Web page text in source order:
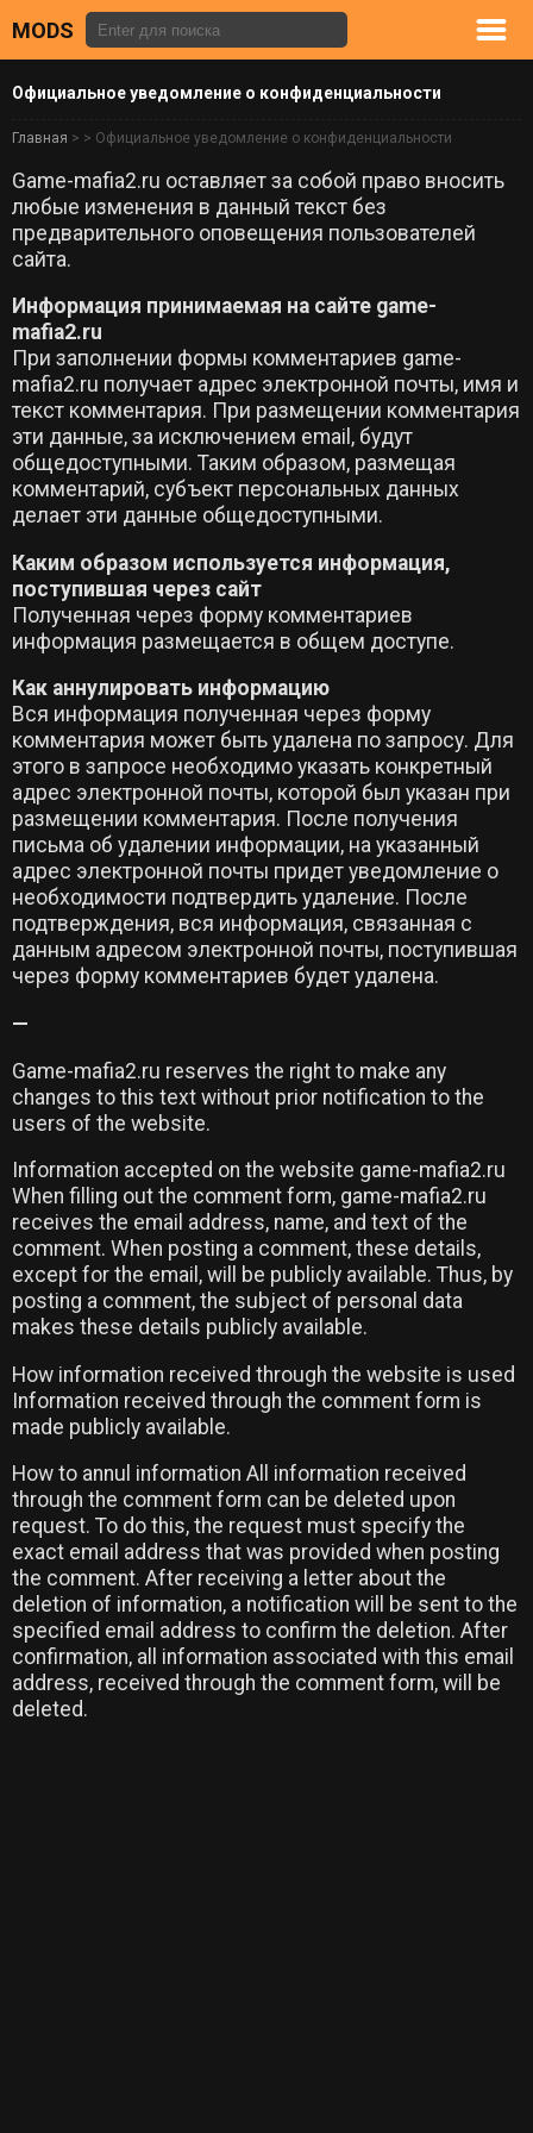
MODS
Официальное уведомление о конфиденциальности
Главная > > Официальное уведомление о конфиденциальности
Game-mafia2.ru оставляет за собой право вносить
любые изменения в данный текст без
предварительного оповещения пользователей
сайта.
Информация принимаемая на сайте game-
mafia2.ru
При заполнении формы комментариев game-
mafia2.ru получает адрес электронной почты, имя и
текст комментария. При размещении комментария
эти данные, за исключением email, будут
общедоступными. Таким образом, размещая
комментарий, субъект персональных данных
делает эти данные общедоступными.
Каким образом используется информация,
поступившая через сайт
Полученная через форму комментариев
информация размещается в общем доступе.
Как аннулировать информацию
Вся информация полученная через форму
комментария может быть удалена по запросу. Для
этого в запросе необходимо указать конкретный
адрес электронной почты, которой был указан при
размещении комментария. После получения
письма об удалении информации, на указанный
адрес электронной почты придет уведомление о
необходимости подтвердить удаление. После
подтверждения, вся информация, связанная с
данным адресом электронной почты, поступившая
через форму комментариев будет удалена.
—
Game-mafia2.ru reserves the right to make any
changes to this text without prior notification to the
users of the website.
Information accepted on the website game-mafia2.ru
When filling out the comment form, game-mafia2.ru
receives the email address, name, and text of the
comment. When posting a comment, these details,
except for the email, will be publicly available. Thus, by
posting a comment, the subject of personal data
makes these details publicly available.
How information received through the website is used
Information received through the comment form is
made publicly available.
How to annul information All information received
through the comment form can be deleted upon
request. To do this, the request must specify the
exact email address that was provided when posting
the comment. After receiving a letter about the
deletion of information, a notification will be sent to the
specified email address to confirm the deletion. After
confirmation, all information associated with this email
address, received through the comment form, will be
deleted.